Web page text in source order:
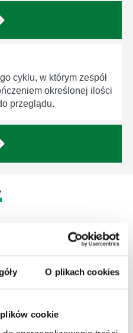
O plikach cookies
cookie
cyklu, w którym zespół
określonej ilości
przeglądu.
know-how, pigułki